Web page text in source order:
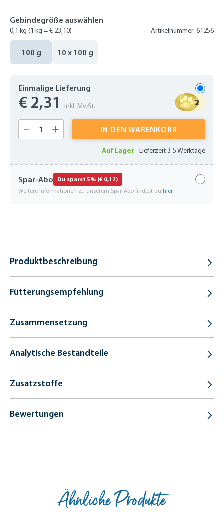
Gebindegröße auswählen
0,1 kg (1 kg = € 23,10) Artikelnummer: 61256
100 g 10 x 100 g
Einmalige Lieferung
€ 2,31 inkl. MwSt. 2
Produkt Anzahl: Gib den gewünschten
IN DEN WARENKORB
Auf Lager -Lieferzeit 3-5 Werktage
Spar-Abo Du sparst 5% (€ 0,12)
Weitere Informationen zu unserem Spar-Abo findest du hier.
Produktbeschreibung
Fütterungsempfehlung
Zusammensetzung
Analytische Bestandteile
Zusatzstoffe
Bewertungen
Ähnliche Produkte